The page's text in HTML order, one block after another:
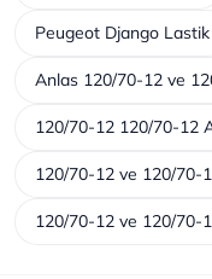
Peugeot Django Lastik
Anlas 120/70-12 ve
120/70-12 120/70-12
120/70-12 ve 120/70-
120/70-12 ve 120/70-